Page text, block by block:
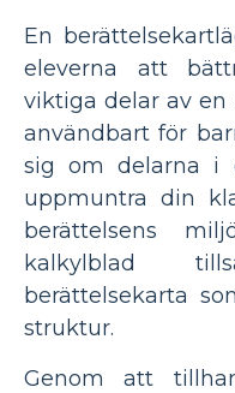
En
eleverna att
viktiga delar av en
användbart för
sig om delarna i
uppmuntra din
berättelsens
kalkylblad
berättelsekarta
struktur.
Genom att